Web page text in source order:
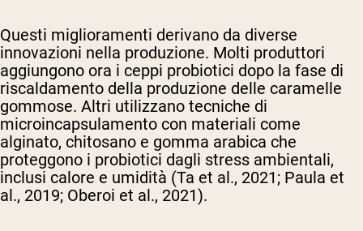
Questi miglioramenti derivano da diverse
innovazioni nella produzione. Molti produttori
aggiungono ora i ceppi probiotici dopo la fase di
riscaldamento della produzione delle caramelle
gommose. Altri utilizzano tecniche di
microincapsulamento con materiali come
alginato, chitosano e gomma arabica che
proteggono i probiotici dagli stress ambientali,
inclusi calore e umidità (Ta et al., 2021; Paula et
al., 2019; Oberoi et al., 2021).